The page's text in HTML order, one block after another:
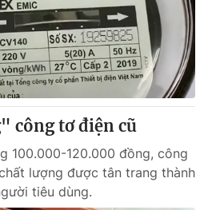
công tơ điện cũ
100.000-120.000 đồng, công
lượng được tân trang thành
tiêu dùng.